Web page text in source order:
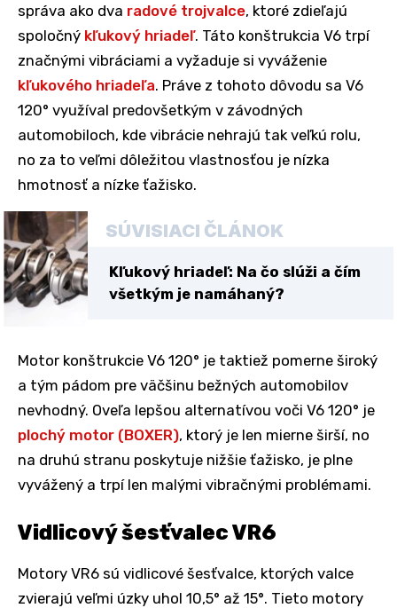
správa ako dva radové trojvalce, ktoré zdieľajú
spoločný kľukový hriadeľ. Táto konštrukcia V6 trpí
značnými vibráciami a vyžaduje si vyváženie
kľukového hriadeľa. Práve z tohoto dôvodu sa V6
120° využíval predovšetkým v závodných
automobiloch, kde vibrácie nehrajú tak veľkú rolu,
no za to veľmi dôležitou vlastnosťou je nízka
hmotnosť a nízke ťažisko.
SÚVISIACI ČLÁNOK
Kľukový hriadeľ: Na čo slúži a čím
všetkým je namáhaný?
Motor konštrukcie V6 120° je taktiež pomerne široký
a tým pádom pre väčšinu bežných automobilov
nevhodný. Oveľa lepšou alternatívou voči V6 120° je
plochý motor (BOXER), ktorý je len mierne širší, no
na druhú stranu poskytuje nižšie ťažisko, je plne
vyvážený a trpí len malými vibračnými problémami.
Vidlicový šesťvalec VR6
Motory VR6 sú vidlicové šesťvalce, ktorých valce
zvierajú veľmi úzky uhol 10,5° až 15°. Tieto motory